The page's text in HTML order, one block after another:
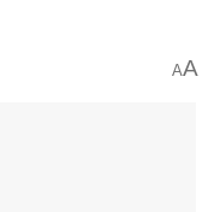
AA